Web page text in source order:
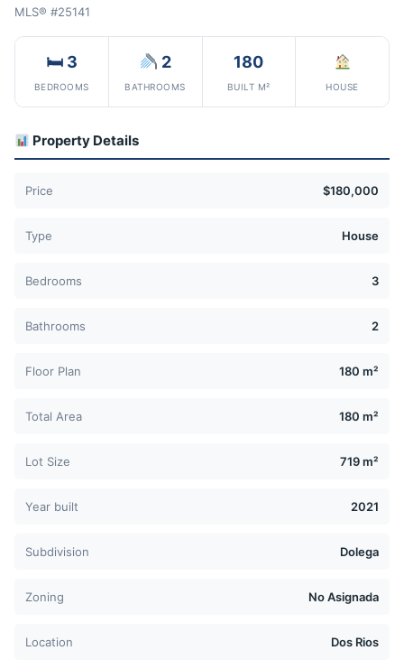
MLS® #25141
🛏 3
BEDROOMS
2
BATHROOMS
180
BUILT M² HOUSE
Property Details
Price $180,000
Type House
Bedrooms 3
Bathrooms 2
Floor Plan 180 m²
Total Area 180 m²
Lot Size 719 m²
Year built 2021
Subdivision Dolega
Zoning No Asignada
Location Dos Rios